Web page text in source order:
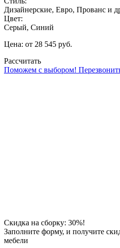
Дизайнерские, Евро, Прованс и
Цвет:
Серый, Синий
Цена: от 28 545 руб.
Рассчитать
Поможем с выбором!
Скидка на сборку: 30%!
Заполните форму, и получите
мебели